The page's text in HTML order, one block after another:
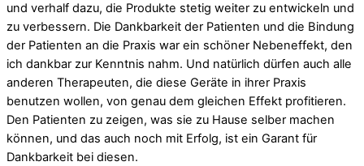
und verhalf dazu, die Produkte stetig weiter zu entwickeln und
zu verbessern. Die Dankbarkeit der Patienten und die Bindung
der Patienten an die Praxis war ein schöner Nebeneffekt, den
ich dankbar zur Kenntnis nahm. Und natürlich dürfen auch alle
anderen Therapeuten, die diese Geräte in ihrer Praxis
benutzen wollen, von genau dem gleichen Effekt profitieren.
Den Patienten zu zeigen, was sie zu Hause selber machen
können, und das auch noch mit Erfolg, ist ein Garant für
Dankbarkeit bei diesen.